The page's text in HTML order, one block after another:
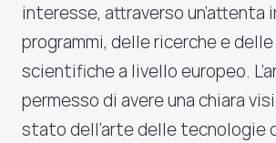
interesse, attraverso un’attenta
programmi, delle ricerche e
scientifiche a livello europeo.
permesso di avere una chiara
stato dell’arte delle tecnologie